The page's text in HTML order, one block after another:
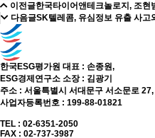
이전글한국타이어앤테크놀로지, 조현
다음글SK텔레콤, 유심정보 유출 사고
한국ESG평가원 대표 : 손종원,
ESG경제연구소 소장 : 김광기
주소 : 서울특별시 서대문구 서소문로
사업자등록번호 : 199-88-01821
TEL : 02-6351-2050
FAX : 02-737-3987